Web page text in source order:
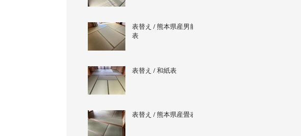
表替え / 熊本県産男前
表
表替え / 和紙表
表替え / 熊本県産畳表